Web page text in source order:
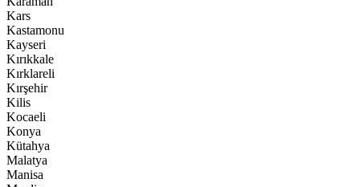
Kars
Kastamonu
Kayseri
Kırıkkale
Kırklareli
Kırşehir
Kilis
Kocaeli
Konya
Kütahya
Malatya
Manisa